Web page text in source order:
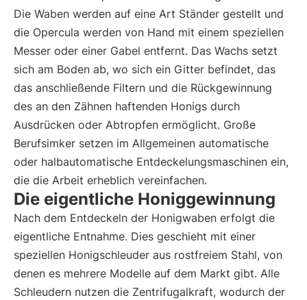
Die Waben werden auf eine Art Ständer gestellt und
die Opercula werden von Hand mit einem speziellen
Messer oder einer Gabel entfernt. Das Wachs setzt
sich am Boden ab, wo sich ein Gitter befindet, das
das anschließende Filtern und die Rückgewinnung
des an den Zähnen haftenden Honigs durch
Ausdrücken oder Abtropfen ermöglicht. Große
Berufsimker setzen im Allgemeinen automatische
oder halbautomatische Entdeckelungsmaschinen ein,
die die Arbeit erheblich vereinfachen.
Die eigentliche Honiggewinnung
Nach dem Entdeckeln der Honigwaben erfolgt die
eigentliche Entnahme. Dies geschieht mit einer
speziellen Honigschleuder aus rostfreiem Stahl, von
denen es mehrere Modelle auf dem Markt gibt. Alle
Schleudern nutzen die Zentrifugalkraft, wodurch der